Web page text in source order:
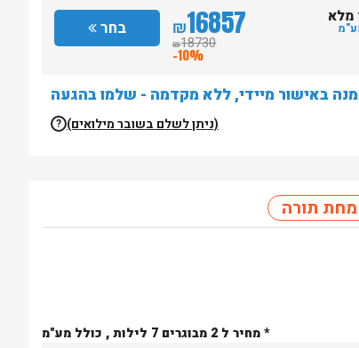
בחר ₪16857
₪18730
-10%
מלא
באישור מיידי, ללא מקדמה - שלמו בהגעה
(ניתן לשלם בשובר מילואים) ?
תורה
* מחיר ל 2 מבוגרים 7 לילות , כולל מע"מ